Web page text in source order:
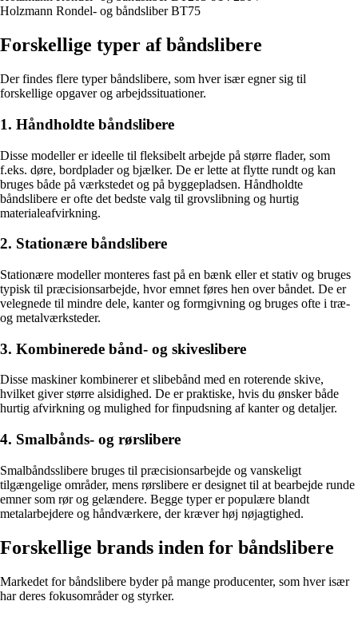
Holzmann Rondel- og båndsliber BT75
Forskellige typer af båndslibere
Der findes flere typer båndslibere, som hver især egner sig til
forskellige opgaver og arbejdssituationer.
1. Håndholdte båndslibere
Disse modeller er ideelle til fleksibelt arbejde på større flader, som
f.eks. døre, bordplader og bjælker. De er lette at flytte rundt og kan
bruges både på værkstedet og på byggepladsen. Håndholdte
båndslibere er ofte det bedste valg til grovslibning og hurtig
materialeafvirkning.
2. Stationære båndslibere
Stationære modeller monteres fast på en bænk eller et stativ og bruges
typisk til præcisionsarbejde, hvor emnet føres hen over båndet. De er
velegnede til mindre dele, kanter og formgivning og bruges ofte i træ-
og metalværksteder.
3. Kombinerede bånd- og skiveslibere
Disse maskiner kombinerer et slibebånd med en roterende skive,
hvilket giver større alsidighed. De er praktiske, hvis du ønsker både
hurtig afvirkning og mulighed for finpudsning af kanter og detaljer.
4. Smalbånds- og rørslibere
Smalbåndsslibere bruges til præcisionsarbejde og vanskeligt
tilgængelige områder, mens rørslibere er designet til at bearbejde runde
emner som rør og gelændere. Begge typer er populære blandt
metalarbejdere og håndværkere, der kræver høj nøjagtighed.
Forskellige brands inden for båndslibere
Markedet for båndslibere byder på mange producenter, som hver især
har deres fokusområder og styrker.